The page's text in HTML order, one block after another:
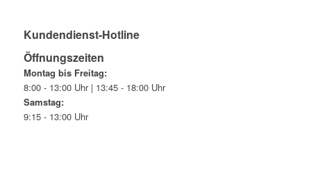
Kundendienst-Hotline
Öffnungszeiten
Montag bis Freitag:
8:00 - 13:00 Uhr | 13:45 - 18:00 Uhr
Samstag:
9:15 - 13:00 Uhr